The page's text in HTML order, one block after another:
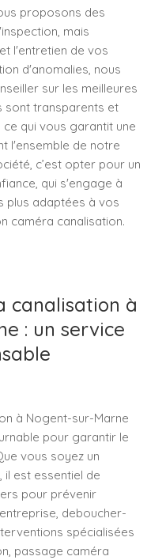
proposons des
mais
l'entretien de vos
d'anomalies, nous
sur les meilleures
sont transparents et
qui vous garantit une
l'ensemble de notre
c’est opter pour un
qui s'engage à
plus adaptées à vos
caméra canalisation.
canalisation à
: un service
à Nogent-sur-Marne
pour garantir le
vous soyez un
il est essentiel de
pour prévenir
deboucher-
spécialisées
passage caméra